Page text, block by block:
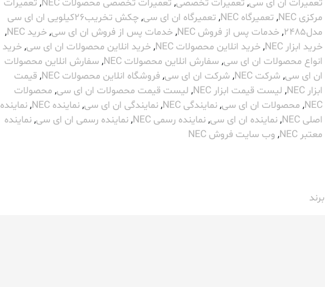
تعمیرات ان ای سی, تعمیرات تخصصی, تعمیرات تخصصی محصولات NEC , تعمیرات
مرکزی NEC
, تعمیرگاه NEC , تعمیرگاه ان ای سی,
چکش تخریب26کیلویی ان ای سی
مدل2485
,خدمات پس از فروش NEC ,خدمات پس از فروش ان ای سی,خرید NEC
,
خرید ابزار NEC
,خرید انلاین محصولات NEC ,خرید انلاین محصولات ان ای سی,خرید
انواع محصولات ان ای سی, سفارش انلاین محصولات NEC , سفارش انلاین محصولات
ان ای سی, شرکت NEC , شرکت ان ای سی, فروشگاه انلاین محصولات NEC , قیمت
ابزار NEC
, لیست قیمت ابزار NEC , لیست قیمت محصولات ان ای سی, محصولات
NEC
, محصولات ان ای سی,نمایندگی NEC ,نمایندگی ان ای سی,نماینده NEC ,نماینده
اصلی NEC
,نماینده ان ای سی,نماینده رسمی NEC ,نماینده رسمی ان ای سی,نماینده
معتبر NEC
, وب سایت فروش NEC
برند